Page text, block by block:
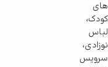
های
کودک،
لباس
نوزادی،
سرویس